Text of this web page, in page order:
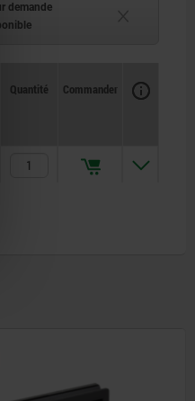
demande
Quantité Commander